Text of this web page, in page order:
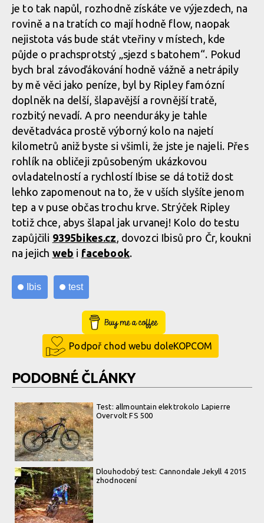
je to tak napůl, rozhodně získáte ve výjezdech, na
rovině a na tratích co mají hodně flow, naopak
nejistota vás bude stát vteřiny v místech, kde
půjde o prachsprotstý „sjezd s batohem“. Pokud
bych bral závoďákování hodně vážně a netrápily
by mě věci jako peníze, byl by Ripley famózní
doplněk na delší, šlapavější a rovnější tratě,
rozbitý nevadí. A pro neenduráky je tahle
devětadváca prostě výborný kolo na najetí
kilometrů aniž byste si všimli, že jste je najeli. Přes
rohlík na obličeji způsobeným ukázkovou
ovladatelností a rychlostí Ibise se dá totiž dost
lehko zapomenout na to, že v uších slyšíte jenom
tep a v puse občas trochu krve. Strýček Ripley
totiž chce, abys šlapal jak urvanej! Kolo do testu
zapůjčili 9395bikes.cz, dovozci Ibisů pro Čr, koukni
na jejich web i facebook.
Ibis test
Buy Me a Coffee
Podpoř chod webu doleKOPCOM
PODOBNÉ ČLÁNKY
Test: allmountain elektrokolo Lapierre
Overvolt FS 500
Dlouhodobý test: Cannondale Jekyll 4 2015
zhodnocení